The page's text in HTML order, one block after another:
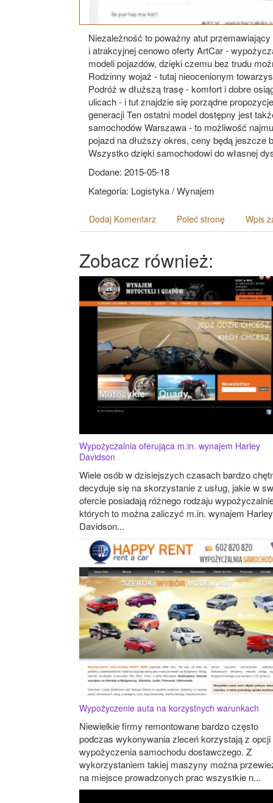
Niezależność to poważny atut
i atrakcyjnej cenowo oferty ArtCar -
modeli pojazdów, dzięki czemu bez trudu
Rodzinny wojaż - tutaj nieocenionym
Podróż w dłuższą trasę - komfort i dobre
ulicach - i tut znajdzie się porządne
generacji Ten ostatni model dostępny jest
samochodów Warszawa - to możliwość
pojazd na dłuższy okres, ceny będą jeszcze
Wszystko dzięki samochodowi do własnej
Dodane: 2015-05-18
Kategoria: Logistyka / Wynajem
Dodaj Komentarz Poleć stronę Wpis
Zobacz również:
Wypożyczalnia oferująca m.in. wynajem Harley
Davidson
Wiele osób w dzisiejszych czasach bardzo
decyduje się na skorzystanie z usług, jakie w
ofercie posiadają różnego rodzaju
których to można zaliczyć m.in. wynajem Harley
Davidson...
Wypożyczenie auta na korzystnych warunkach
Niewielkie firmy remontowane bardzo często
podczas wykonywania zleceń korzystają z opcji
wypożyczenia samochodu dostawczego. Z
wykorzystaniem takiej maszyny można
na miejsce prowadzonych prac wszystkie n...